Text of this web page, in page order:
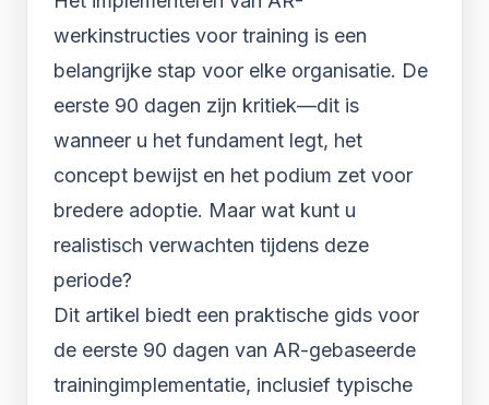
werkinstructies voor training is een
belangrijke stap voor elke organisatie. De
eerste 90 dagen zijn kritiek—dit is
wanneer u het fundament legt, het
concept bewijst en het podium zet voor
bredere adoptie. Maar wat kunt u
realistisch verwachten tijdens deze
periode?
Dit artikel biedt een praktische gids voor
de eerste 90 dagen van AR-gebaseerde
trainingimplementatie, inclusief typische